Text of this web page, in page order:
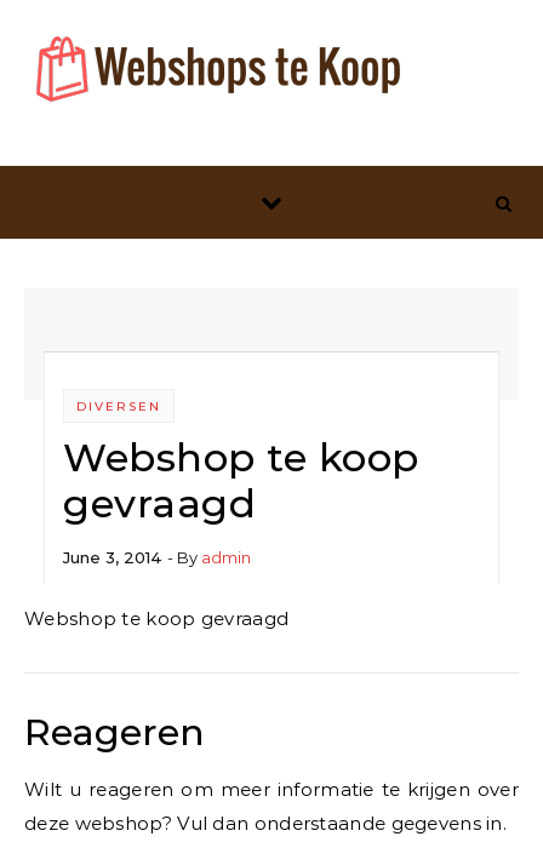
DIVERSEN
Webshop te koop
gevraagd
June 3, 2014 - By admin
Webshop te koop gevraagd
Reageren
Wilt u reageren om meer informatie te krijgen over
deze webshop? Vul dan onderstaande gegevens in.